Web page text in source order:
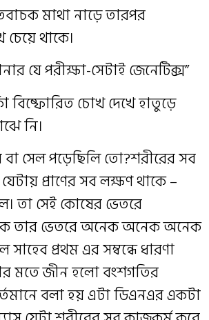
মাথা নাড়ে তারপর
থাকে।
যে পরীক্ষা-সেটাই জেনেটিক্স”
বিষ্ফোরিত চোখ দেখে হাতুড়ে
নি।
সেল পড়েছিলি তো?শরীরের সব
প্রাণের সব লক্ষণ থাকে –
তা সেই কোষের ভেতরে
তার ভেতরে অনেক অনেক অনেক
সাহেব প্রথম এর সম্বন্ধে ধারণা
মতে জীন হলো বংশগতির
বলা হয় এটা ডিএনএর একটা